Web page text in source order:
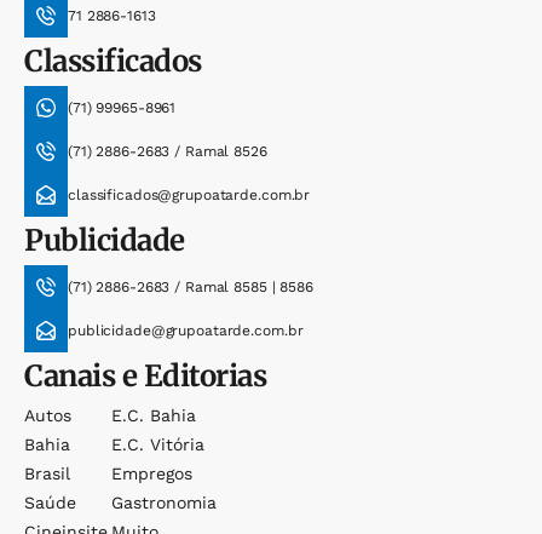
71 2886-1613
Classificados
(71) 99965-8961
(71) 2886-2683 / Ramal 8526
classificados@grupoatarde.com.br
Publicidade
(71) 2886-2683 / Ramal 8585 | 8586
publicidade@grupoatarde.com.br
Canais e Editorias
Autos
Bahia
Brasil
Saúde
E.c. Bahia
E.c. Vitória
Empregos
Gastronomia